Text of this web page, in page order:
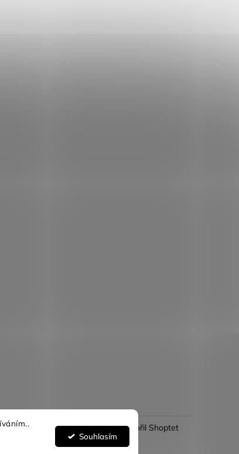
Souhlasím
Vytvořil Shoptet